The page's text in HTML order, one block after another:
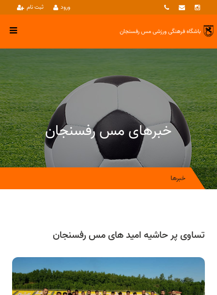
ثبت نام ورود
باشگاه فرهنگی ورزشیمس رفسنجان
خبرهای مس رفسنجان
خبرها
تساوی پر حاشیه امید های مس رفسنجان